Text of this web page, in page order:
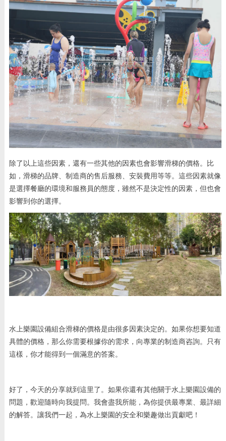
除了以上這些因素，還有一些其他的因素也會影響滑梯的價格。比
如，滑梯的品牌、制造商的售后服務、安裝費用等等。這些因素就像
是選擇餐廳的環境和服務員的態度，雖然不是決定性的因素，但也會
影響到你的選擇。
水上樂園設備組合滑梯的價格是由很多因素決定的。如果你想要知道
具體的價格，那么你需要根據你的需求，向專業的制造商咨詢。只有
這樣，你才能得到一個滿意的答案。
好了，今天的分享就到這里了。如果你還有其他關于水上樂園設備的
問題，歡迎隨時向我提問。我會盡我所能，為你提供最專業、最詳細
的解答。讓我們一起，為水上樂園的安全和樂趣做出貢獻吧！